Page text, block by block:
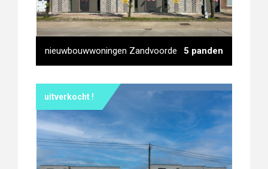
nieuwbouwwoningen Zandvoorde 5 panden
nieuwbouwwoningen
Zandvoorde
uitverkocht !